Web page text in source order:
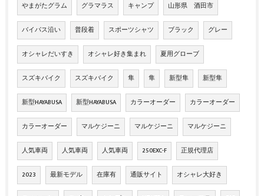
やまがたグラム グラマラス キャンプ 山形県 酒田市
バイパス沿い 普段着 スポーツシャツ ブラック グレー
オシャレだいすき オシャレ好き集まれ 夏用グローブ
スズキバイク スズキバイク 隼 隼 新型隼 新型隼
新型HAYABUSA 新型HAYABUSA カラーオーダー カラーオーダー
カラーオーダー マルケジーニ マルケジーニ マルケジーニ
人気車両 人気車両 人気車両 250EXC-F 正規代理店
2023 最新モデル 在庫有 通販サイト オシャレ大好き